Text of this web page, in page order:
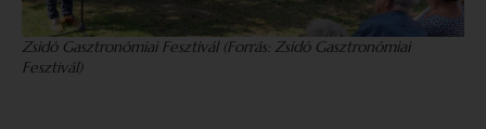
Zsidó Gasztronómiai Fesztivál (Forrás: Zsidó Gasztronómiai
Fesztivál)